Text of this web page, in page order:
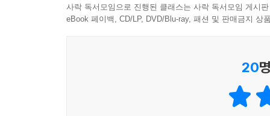
프롤로그: “우리 너무 성장했어... 근데 시스템이 못
1단계: 마이크로 기업 (1~5명) - “일단 시작하라” 249
4단계: 확장 기업 (51명 이상) - “AI로 무장하라” 257
에필로그 - 계단을 뛰어넘지 마라, 한 칸씩 밟아라
에필로그 - “자동화는 창의성을 돌려준다” 163
7장. 숲에서 길 찾기 - KPI 피라미드와 성과 최적화
HubSpot으로 성과를 측정하고 최적화하는 법 173
페르소나 전략의 성과를 측정하는 HubSpot 핵심
에필로그: 숫자의 숲에서 길을 찾는 법 188
사락 독서모임으로 진행된 클래스는 사락 독서모임 게시
eBook 페이백, CD/LP, DVD/Blu-ray, 패션 및 판매금지 상
20